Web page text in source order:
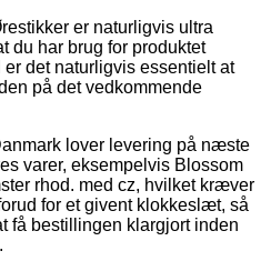
er naturligvis ultra
du har brug for produktet
det naturligvis essentielt at
på det vedkommende
lover levering på næste
varer, eksempelvis Blossom
rhod. med cz, hvilket kræver
for et givent klokkeslæt, så
få bestillingen klargjort inden